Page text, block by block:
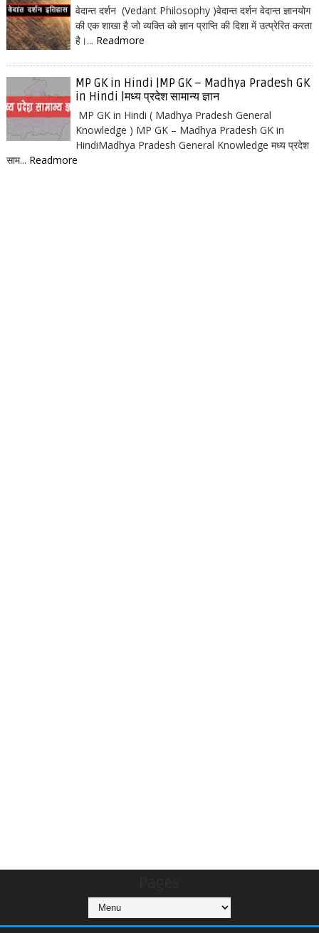
वेदान्त दर्शन (Vedant Philosophy )वेदान्त दर्शन वेदान्त ज्ञानयोग
की एक शाखा है जो व्यक्ति को ज्ञान प्राप्ति की दिशा में उत्प्रेरित करता
है।... Readmore
MP GK in Hindi |MP GK – Madhya Pradesh GK
in Hindi |मध्य प्रदेश सामान्य ज्ञान
MP GK in Hindi ( Madhya Pradesh General
Knowledge ) MP GK – Madhya Pradesh GK in
HindiMadhya Pradesh General Knowledge मध्य प्रदेश
साम... Readmore